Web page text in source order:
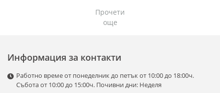
Видове продукти в
сол, черен пипер, куркума и други подправки.
Изработени от стъкло, керамика, пластмаса или
Прочети
още
Информация за контакти
Работно време от понеделник до петък от 10:00 до 18:00ч.
Събота от 10:00 до 15:00ч. Почивни дни: Неделя